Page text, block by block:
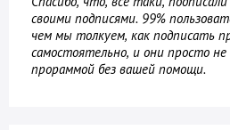
своими подписями. 99%
чем мы толкуем, как подписать
самостоятельно, и они просто не
прораммой без вашей помощи.